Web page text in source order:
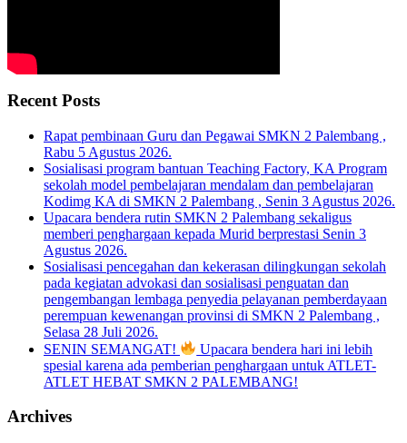
Recent Posts
Rapat pembinaan Guru dan Pegawai SMKN 2 Palembang ,
Rabu 5 Agustus 2026.
Sosialisasi program bantuan Teaching Factory, KA Program
sekolah model pembelajaran mendalam dan pembelajaran
Kodimg KA di SMKN 2 Palembang , Senin 3 Agustus 2026.
Upacara bendera rutin SMKN 2 Palembang sekaligus
memberi penghargaan kepada Murid berprestasi Senin 3
Agustus 2026.
Sosialisasi pencegahan dan kekerasan dilingkungan sekolah
pada kegiatan advokasi dan sosialisasi penguatan dan
pengembangan lembaga penyedia pelayanan pemberdayaan
perempuan kewenangan provinsi di SMKN 2 Palembang ,
Selasa 28 Juli 2026.
SENIN SEMANGAT!
Upacara bendera hari ini lebih
spesial karena ada pemberian penghargaan untuk ATLET-
ATLET HEBAT SMKN 2 PALEMBANG!
Archives